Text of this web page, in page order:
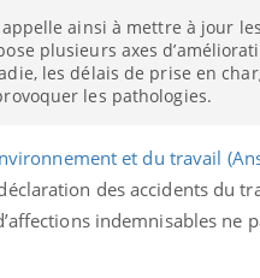
appelle ainsi à mettre à jour
plusieurs axes
les délais de prise en
les pathologies.
et du travail
des accidents du
indemnisables ne